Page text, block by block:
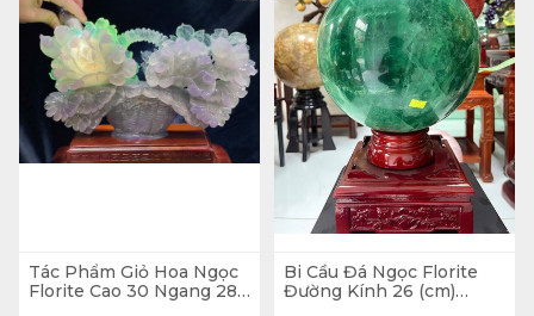
Tác Phẩm Giỏ Hoa Ngọc
Florite Cao 30 Ngang 28
Bi Cầu Đá Ngọc Florite
Đường Kính 26 (cm)